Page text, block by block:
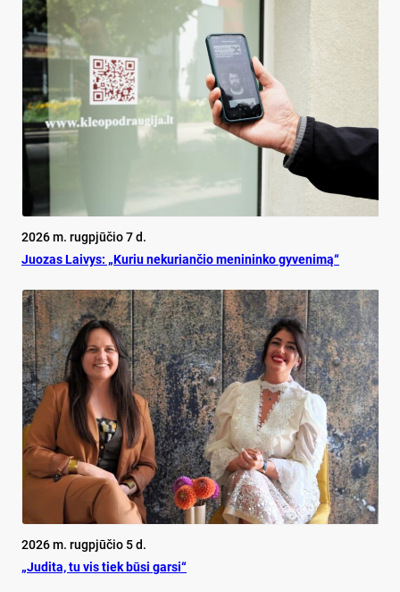
2026 m. rugpjūčio 7 d.
Juo­zas Lai­vys: „Ku­riu ne­ku­rian­čio me­ni­nin­ko gy­ve­ni­mą“
2026 m. rugpjūčio 5 d.
„Judita, tu vis tiek būsi garsi“